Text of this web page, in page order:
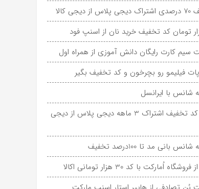
دیجی کالا
سیم کارت رایگان دانش آموزی از همراه اول
فیلیمو رو بچرخون و کد تخفیف بگیر
شانس با ایرانسل
%100 کد تخفیف اشتراک 3 ماهه دیجی پلاس از دیجی
بانی مد تا 100درصد تخفیف
اُمارکت با کد 30 هزار تومانی اکالا